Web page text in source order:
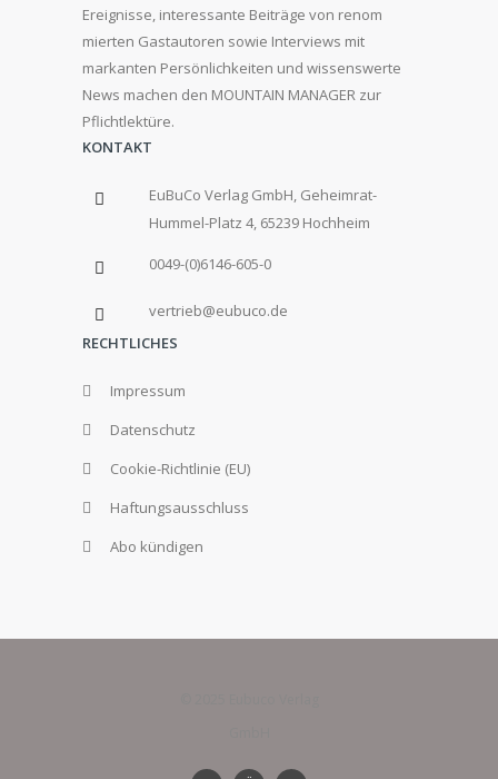
Ereignisse, interessante Beiträge von renom
mierten Gastautoren sowie Interviews mit
markanten Persönlichkeiten und wissenswerte
News machen den MOUNTAIN MANAGER zur
Pflichtlektüre.
KONTAKT
EuBuCo Verlag GmbH, Geheimrat-
Hummel-Platz 4, 65239 Hochheim
0049-(0)6146-605-0
vertrieb@eubuco.de
RECHTLICHES
Impressum
Datenschutz
Cookie-Richtlinie (EU)
Haftungsausschluss
Abo kündigen